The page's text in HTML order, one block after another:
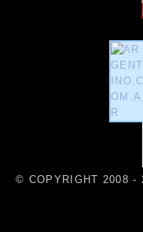
© COPYRIGHT 2008